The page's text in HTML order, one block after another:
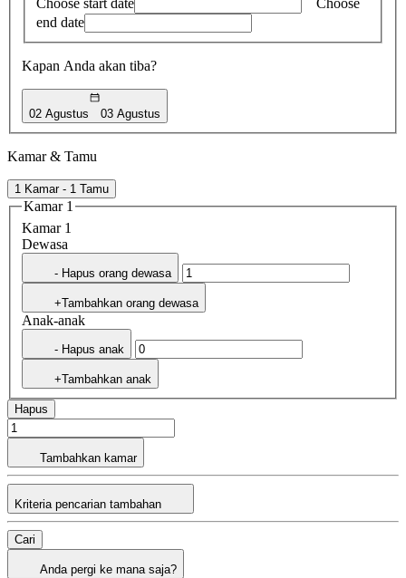
end date
Kapan Anda akan tiba?
02 Agustus 03 Agustus
Kamar & Tamu
1 Kamar - 1 Tamu
Kamar 1
Kamar 1
Dewasa
- Hapus orang dewasa
+Tambahkan orang dewasa
Anak-anak
- Hapus anak
+Tambahkan anak
Hapus
Tambahkan kamar
Kriteria pencarian tambahan
Cari
Anda pergi ke mana saja?